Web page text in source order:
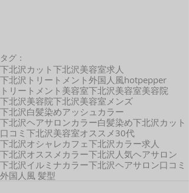
タグ：
下北沢カット 下北沢美容室求人
下北沢トリートメント 外国人風hotpepper
トリートメント 美容室下北沢美容室美容院
下北沢美容院下北沢美容室メンズ
下北沢白髪染めアッシュカラー
下北沢ヘアサロンカラー白髪染め下北沢 カット
口コミ 下北沢美容室オススメ 30代
下北沢オシャレカフェ下北沢カラー求人
下北沢オススメカラー下北沢人気ヘアサロン
下北沢イルミナカラー下北沢ヘアサロン口コミ
外国人風 髪型